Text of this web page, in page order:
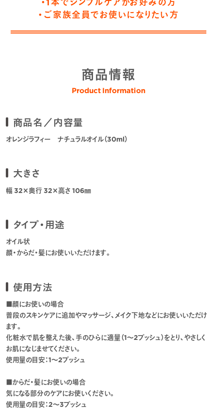
・ご家族全員でお使いになりたい方
商品情報
Product Information
商品名／内容量
オレンジラフィー ナチュラルオイル（30ml）
大きさ
幅 32×奥行 32×高さ 106㎜
タイプ・用途
オイル状
顔・からだ・髪にお使いいただけます。
使用方法
■顔にお使いの場合
普段のスキンケアに追加やマッサージ、メイク下地などにお使いいただけ
ます。
化粧水で肌を整えた後、手のひらに適量（1～2プッシュ）をとり、やさしく
お肌になじませてください。
使用量の目安：1～2プッシュ
■からだ・髪にお使いの場合
気になる部分のケアにお使いください。
使用量の目安：2～3プッシュ